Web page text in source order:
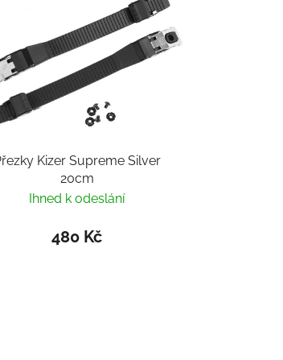
Kizer Supreme Silver
20cm
Ihned k odeslání
480 Kč